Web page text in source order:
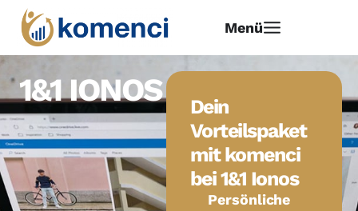
Menü
1&1 IONOS
Dein
Vorteilspaket
mit komenci
bei 1&1 Ionos
Persönliche